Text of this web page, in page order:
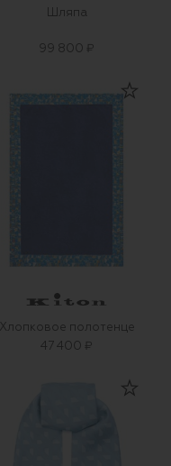
Шляпа
99 800 ₽
Хлопковое полотенце
47 400 ₽